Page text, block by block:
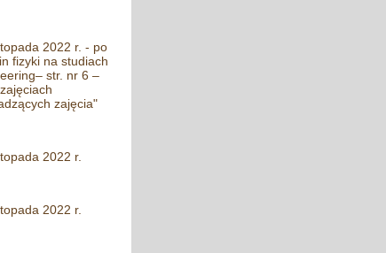
2022 r. - po
fizyki na studiach
str. nr 6 –
zajęcia"
2022 r.
2022 r.